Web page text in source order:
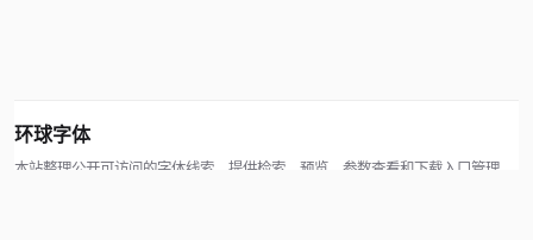
环球字体
本站整理公开可访问的字体线索，提供检索、预览、参数查看和下载入口管理。